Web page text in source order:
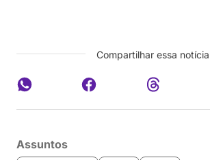
Compartilhar essa notícia
Assuntos